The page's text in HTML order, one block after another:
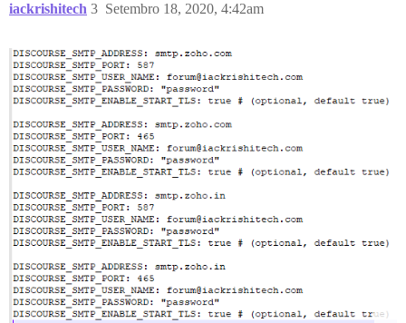
iackrishitech Setembro 18, 2020, 4:42am
3